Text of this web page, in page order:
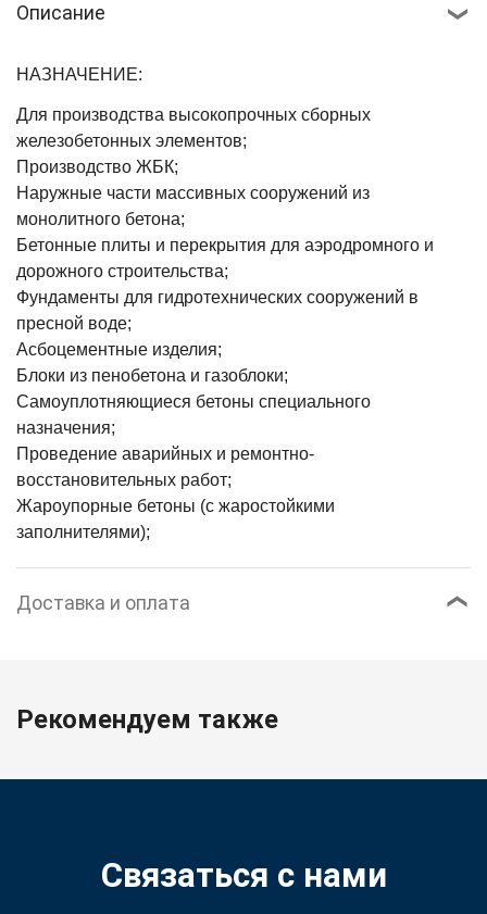
Описание
НАЗНАЧЕНИЕ:
Для производства высокопрочных сборных
железобетонных элементов;
Производство ЖБК;
Наружные части массивных сооружений из
монолитного бетона;
Бетонные плиты и перекрытия для аэродромного и
дорожного строительства;
Фундаменты для гидротехнических сооружений в
пресной воде;
Асбоцементные изделия;
Блоки из пенобетона и газоблоки;
Самоуплотняющиеся бетоны специального
назначения;
Проведение аварийных и ремонтно-
восстановительных работ;
Жароупорные бетоны (с жаростойкими
заполнителями);
Доставка и оплата
Рекомендуем также
Связаться с нами